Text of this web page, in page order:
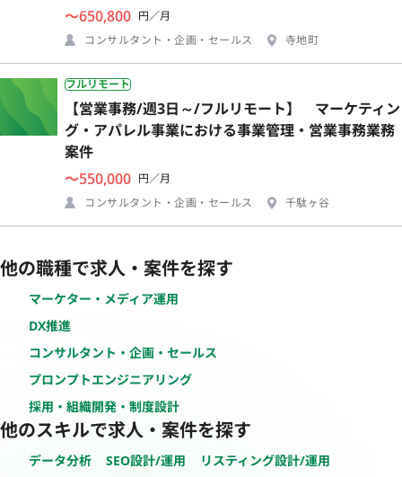
〜650,800 円／月
コンサルタント・企画・セールス
寺地町
フルリモート
【営業事務/週3日～/フルリモート】 マーケティン
グ・アパレル事業における事業管理・営業事務業務
案件
〜550,000 円／月
コンサルタント・企画・セールス
千駄ヶ谷
他の職種で求人・案件を探す
マーケター・メディア運用
DX推進
コンサルタント・企画・セールス
プロンプトエンジニアリング
採用・組織開発・制度設計
他のスキルで求人・案件を探す
データ分析 SEO設計/運用
リスティング設計/運用